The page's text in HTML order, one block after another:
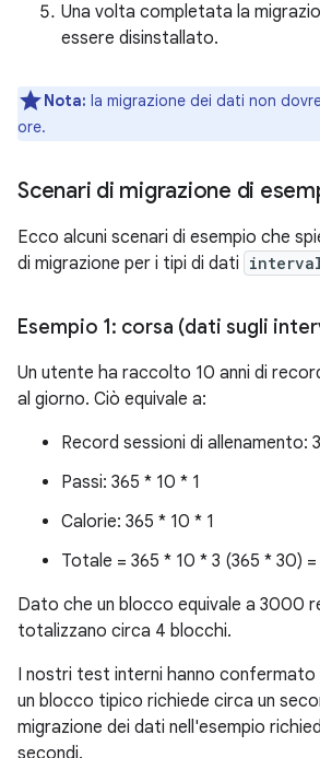
Una volta completata la
essere disinstallato.
Nota: la migrazione dei dati non
ore.
Scenari di migrazione di
Ecco alcuni scenari di esempio che
di migrazione per i tipi di dati
Esempio 1: corsa (dati sugli
Un utente ha raccolto 10 anni di
al giorno. Ciò equivale a:
Record sessioni di allenamento:
Passi: 365 * 10 * 1
Calorie: 365 * 10 * 1
Totale = 365 * 10 * 3 (365 * 30)
Dato che un blocco equivale a 3000
totalizzano circa 4 blocchi.
I nostri test interni hanno confermato
un blocco tipico richiede circa un
migrazione dei dati nell'esempio
secondi.